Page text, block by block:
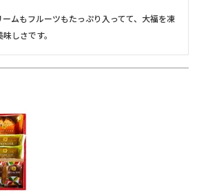
ムもフルーツもたっぷり入ってて、大福を凍
しさです。